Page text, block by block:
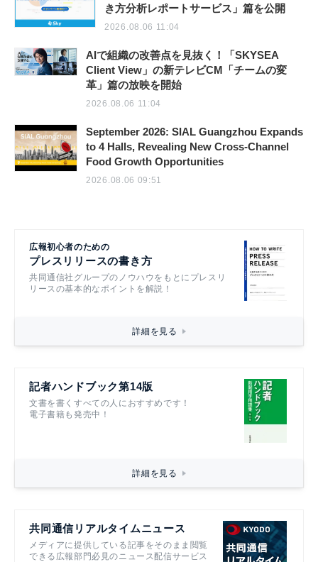
き方分析レポートサービス」篇を公開
2026.08.06 11:04
AIで組織の改善点を見抜く！「SKYSEA
Client View」の新テレビCM「チームの変
革」篇の放映を開始
2026.08.06 11:04
September 2026: SIAL Guangzhou Expands
to 4 Halls, Revealing New Cross-Channel
Food Growth Opportunities
2026.08.06 09:51
広報初心者のための
プレスリリースの書き方
共同通信社グループのノウハウをもとにプレスリ
リースの基本的なポイントを解説！
詳細を見る
記者ハンドブック第14版
文書を書くすべての人におすすめです！
電子書籍も発売中！
詳細を見る
共同通信リアルタイムニュース
メディアに提供している記事をそのまま閲覧
できる広報部門必見のニュース配信サービス